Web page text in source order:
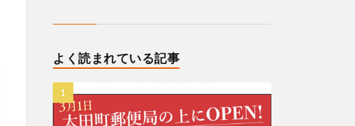
よく読まれている記事